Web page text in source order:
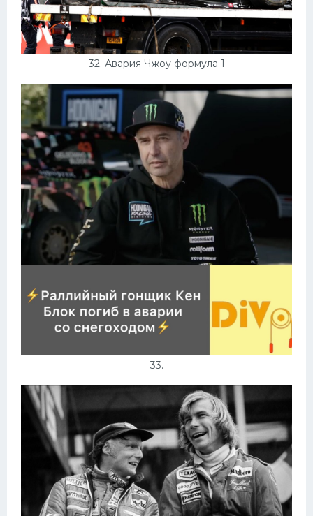
32. Авария Чжоу формула 1
33.